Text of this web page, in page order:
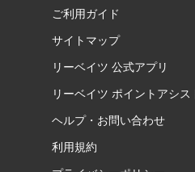
ご利用ガイド
サイトマップ
リーベイツ 公式アプリ
リーベイツ ポイントアシス
ヘルプ・お問い合わせ
利用規約